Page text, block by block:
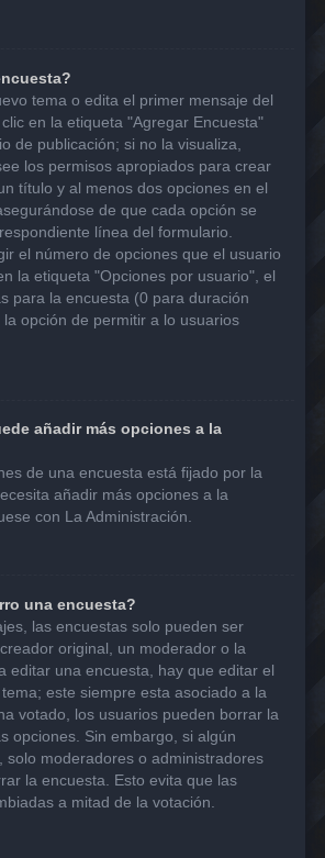
tema o edita el primer mensaje del
en la etiqueta "Agregar Encuesta"
de publicación; si no la visualiza,
los permisos apropiados para crear
título y al menos dos opciones en el
de que cada opción se
línea del formulario.
el número de opciones que el usuario
la etiqueta "Opciones por usuario", el
para la encuesta (0 para duración
opción de permitir a lo usuarios
añadir más opciones a la
de una encuesta está fijado por la
añadir más opciones a la
con La Administración.
una encuesta?
las encuestas solo pueden ser
original, un moderador o la
editar una encuesta, hay que editar el
este siempre esta asociado a la
votado, los usuarios pueden borrar la
opciones. Sin embargo, si algún
solo moderadores o administradores
la encuesta. Esto evita que las
a mitad de la votación.